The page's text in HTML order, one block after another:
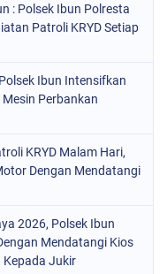
: Polsek Ibun Polresta
Patroli KRYD Setiap
Ibun Intensifkan
Perbankan
KRYD Malam Hari,
Dengan Mendatangi
2026, Polsek Ibun
Mendatangi Kios
Kepada Jukir